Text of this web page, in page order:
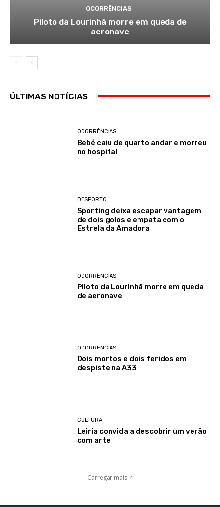
OCORRÊNCIAS
Piloto da Lourinhã morre em queda de
aeronave
ÚLTIMAS NOTÍCIAS
OCORRÊNCIAS
Bebé caiu de quarto andar e morreu
no hospital
DESPORTO
Sporting deixa escapar vantagem
de dois golos e empata com o
Estrela da Amadora
OCORRÊNCIAS
Piloto da Lourinhã morre em queda
de aeronave
OCORRÊNCIAS
Dois mortos e dois feridos em
despiste na A33
CULTURA
Leiria convida a descobrir um verão
com arte
Carregar mais